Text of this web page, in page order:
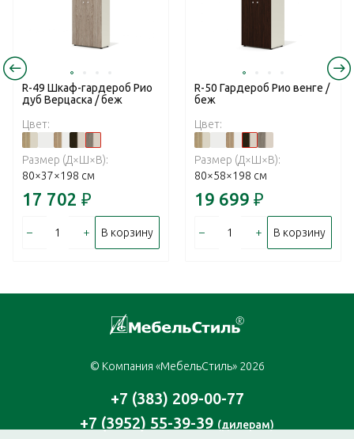
R-49 Шкаф-гардероб Рио
дуб Верцаска / беж
Цвет:
Размер (Д×Ш×В):
80×37×198 см
17 702 ₽
– + В корзину
R-50 Гардероб Рио венге /
беж
Цвет:
Размер (Д×Ш×В):
80×58×198 см
19 699 ₽
– + В корзину
© Компания «МебельСтиль» 2026
+7 (383) 209-00-77
+7 (3952) 55-39-39 (дилерам)